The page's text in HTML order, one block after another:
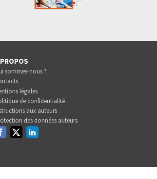
sommes-nous ?
légales
de confidentialité
aux auteurs
des données auteurs
TwitterLinkedin